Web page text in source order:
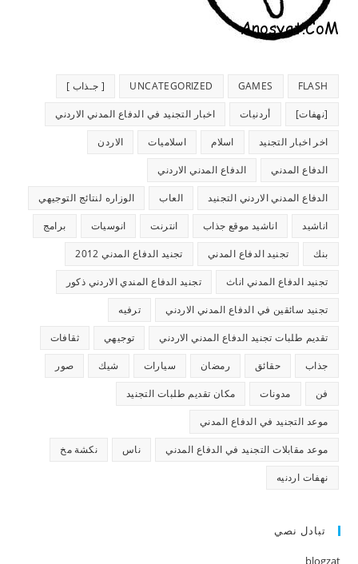
FLASH
GAMES
UNCATEGORIZED [ جـذاب ]
[نهفات] أردنيات اخبار التجنيد في الدفاع المدني الاردني
اخر اخبار التجنيد اسلام اسلاميات الاردن
الدفاع المدني الدفاع المدني الاردني
الدفاع المدني الاردني التجنيد العاب الوزاره لنتائج التوجيهي
اناشيد اناشيد موقع جذاب انترنت انوسيات برامج
بنك تجنيد الدفاع المدني تجنيد الدفاع المدني 2012
تجنيد الدفاع المدني اناث تجنيد الدفاع المندي الاردني ذكور
تجنيد سائقين في الدفاع المدني الاردني ترفيه
تقديم طلبات تجنيد الدفاع المدني الاردني توجيهي ثقافات
جذاب حقائق رمضان سيارات شيك صور
فن مدونات مكان تقديم طلبات التجنيد
موعد التجنيد في الدفاع المدني
موعد مقابلات التجنيد في الدفاع المدني ناس نكشة مخ
نهفات اردنيه
تبادل نصي